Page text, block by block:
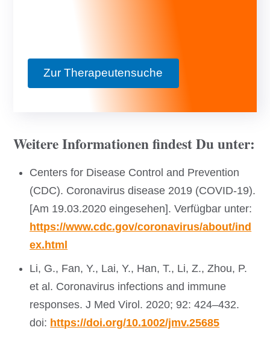
Zur Therapeutensuche
Weitere Informationen findest Du unter:
Centers for Disease Control and Prevention
(CDC). Coronavirus disease 2019 (COVID-19).
[Am 19.03.2020 eingesehen]. Verfügbar unter:
https://www.cdc.gov/coronavirus/about/ind
ex.html
Li, G., Fan, Y., Lai, Y., Han, T., Li, Z., Zhou, P.
et al. Coronavirus infections and immune
responses. J Med Virol. 2020; 92: 424–432.
doi: https://doi.org/10.1002/jmv.25685